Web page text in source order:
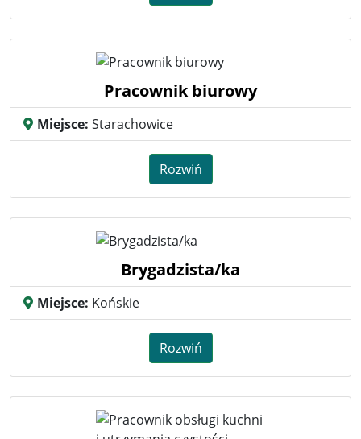
Pracownik biurowy
Miejsce: Starachowice
Rozwiń
Brygadzista/ka
Miejsce: Końskie
Rozwiń